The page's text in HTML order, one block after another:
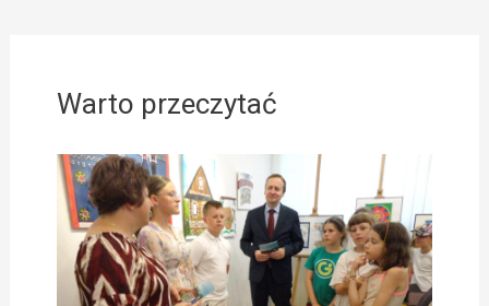
Warto przeczytać